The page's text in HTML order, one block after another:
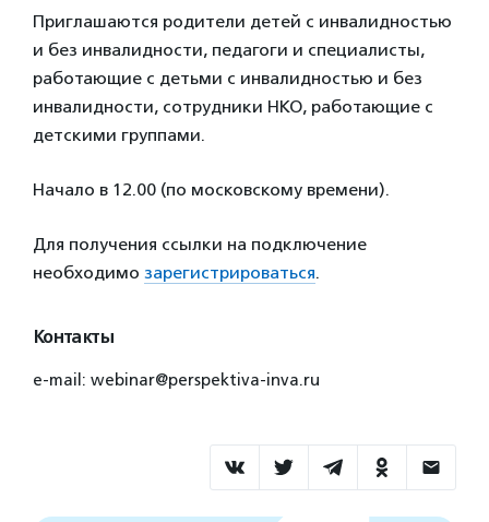
Приглашаются родители детей с инвалидностью
и без инвалидности, педагоги и специалисты,
работающие с детьми с инвалидностью и без
инвалидности, сотрудники НКО, работающие с
детскими группами.
Начало в 12.00 (по московскому времени).
Для получения ссылки на подключение
необходимо зарегистрироваться.
Контакты
e-mail: webinar@perspektiva-inva.ru